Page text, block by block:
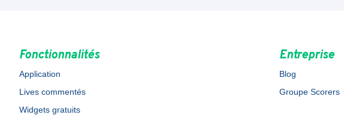
Fonctionnalités
Application
Lives commentés
Widgets gratuits
Entreprise
Blog
Groupe Scorers